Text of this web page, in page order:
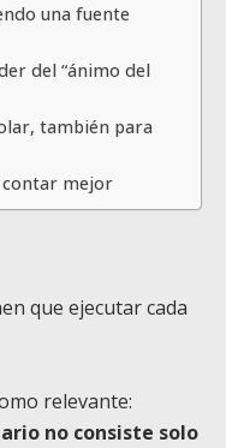
una fuente
del “ánimo del
también para
mejor
que ejecutar cada
relevante:
no consiste solo